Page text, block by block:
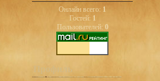
Онлайн всего: 1
Гостей: 1
Пользователей: 0
Профиль